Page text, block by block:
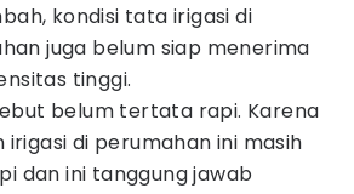
kondisi tata irigasi di
juga belum siap menerima
tinggi.
belum tertata rapi. Karena
irigasi di perumahan ini masih
dan ini tanggung jawab